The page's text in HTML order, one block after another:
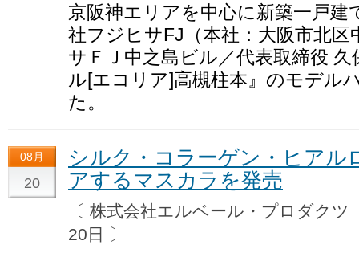
京阪神エリアを中心に新築一戸建
社フジヒサFJ（本社：大阪市北
サＦＪ中之島ビル／代表取締役
ル[エコリア]高槻柱本』のモデル
た。
08月
20
シルク・コラーゲン・ヒアル
アするマスカラを発売
〔 株式会社エルベール・プロダク
20日 〕